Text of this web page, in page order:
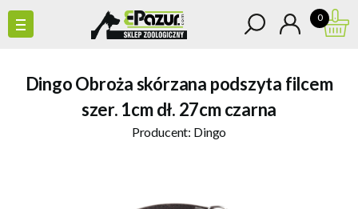
0
Dingo Obroża skórzana podszyta filcem
szer. 1cm dł. 27cm czarna
Producent: Dingo